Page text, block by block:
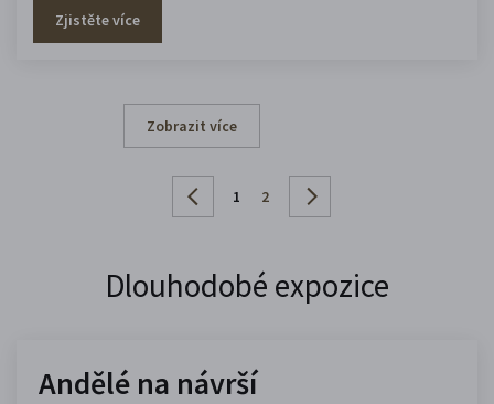
Zjistěte více
Zobrazit více
1 2
Dlouhodobé expozice
Andělé na návrší